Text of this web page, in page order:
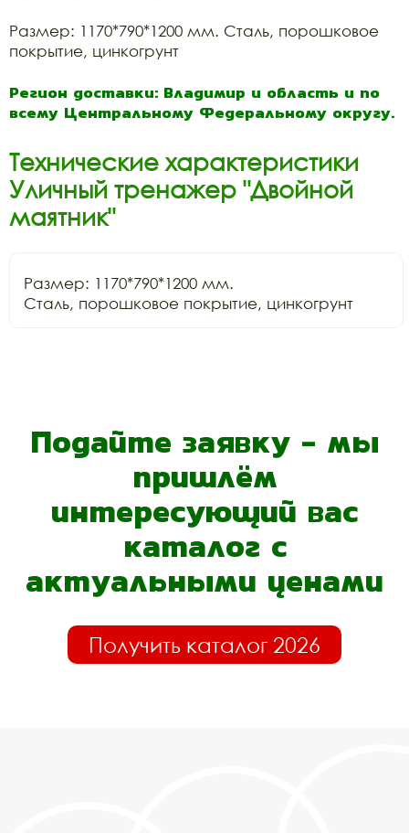
Размер: 1170*790*1200 мм. Сталь, порошковое
покрытие, цинкогрунт
Регион доставки: Владимир и область и по
всему Центральному Федеральному округу.
Технические характеристики
Уличный тренажер "Двойной
маятник"
Размер: 1170*790*1200 мм.
Сталь, порошковое покрытие, цинкогрунт
Подайте заявку - мы
пришлём
интересующий вас
каталог с
актуальными ценами
Получить каталог 2026